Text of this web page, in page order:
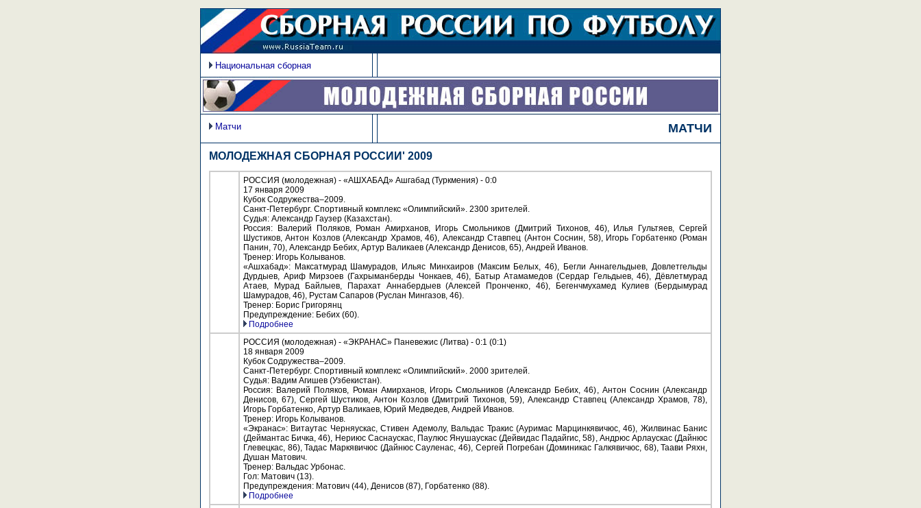
Национальная сборная
Матчи МАТЧИ
МОЛОДЕЖНАЯ СБОРНАЯ РОССИИ' 2009
РОССИЯ (молодежная) - «АШХАБАД» Ашгабад (Туркмения) - 0:0
17 января 2009
Кубок Содружества–2009.
Санкт-Петербург. Спортивный комплекс «Олимпийский». 2300 зрителей.
Судья: Александр Гаузер (Казахстан).
Россия: Валерий Поляков, Роман Амирханов, Игорь Смольников (Дмитрий Тихонов, 46), Илья Гультяев, Сергей
Шустиков, Антон Козлов (Александр Храмов, 46), Александр Ставпец (Антон Соснин, 58), Игорь Горбатенко (Роман
Панин, 70), Александр Бебих, Артур Валикаев (Александр Денисов, 65), Андрей Иванов.
Тренер: Игорь Колыванов.
«Ашхабад»: Максатмурад Шамурадов, Ильяс Минхаиров (Максим Белых, 46), Бегли Аннагельдыев, Довлетгельды
Дурдыев, Ариф Мирзоев (Гахрыманберды Чонкаев, 46), Батыр Атамамедов (Сердар Гельдыев, 46), Дёвлетмурад
Атаев, Мурад Байлыев, Парахат Аннабердыев (Алексей Пронченко, 46), Бегенчмухамед Кулиев (Бердымурад
Шамурадов, 46), Рустам Сапаров (Руслан Мингазов, 46).
Тренер: Борис Григорянц
Предупреждение: Бебих (60).
Подробнее
РОССИЯ (молодежная) - «ЭКРАНАС» Паневежис (Литва) - 0:1 (0:1)
18 января 2009
Кубок Содружества–2009.
Санкт-Петербург. Спортивный комплекс «Олимпийский». 2000 зрителей.
Судья: Вадим Агишев (Узбекистан).
Россия: Валерий Поляков, Роман Амирханов, Игорь Смольников (Александр Бебих, 46), Антон Соснин (Александр
Денисов, 67), Сергей Шустиков, Антон Козлов (Дмитрий Тихонов, 59), Александр Ставпец (Александр Храмов, 78),
Игорь Горбатенко, Артур Валикаев, Юрий Медведев, Андрей Иванов.
Тренер: Игорь Колыванов.
«Экранас»: Витаутас Черняускас, Стивен Адемолу, Вальдас Тракис (Ауримас Марцинкявичюс, 46), Жилвинас Банис
(Деймантас Бичка, 46), Нериюс Саснаускас, Паулюс Янушаускас (Дейвидас Падайгис, 58), Андрюс Арлаускас (Дайнюс
Глевецкас, 86), Тадас Маркявичюс (Дайнюс Сауленас, 46), Сергей Погребан (Доминикас Галкявичюс, 68), Таави Ряхн,
Душан Матович.
Тренер: Вальдас Урбонас.
Гол: Матович (13).
Предупреждения: Матович (44), Денисов (87), Горбатенко (88).
Подробнее